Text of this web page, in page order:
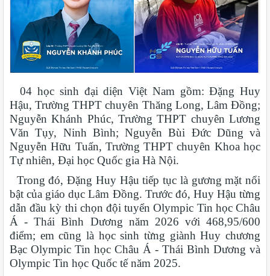
04 học sinh đại diện Việt Nam gồm: Đặng Huy
Hậu, Trường THPT chuyên Thăng Long, Lâm Đồng;
Nguyễn Khánh Phúc, Trường THPT chuyên Lương
Văn Tụy, Ninh Bình; Nguyễn Bùi Đức Dũng và
Nguyễn Hữu Tuấn, Trường THPT chuyên Khoa học
Tự nhiên, Đại học Quốc gia Hà Nội.
Trong đó, Đặng Huy Hậu tiếp tục là gương mặt nổi
bật của giáo dục Lâm Đồng. Trước đó, Huy Hậu từng
dẫn đầu kỳ thi chọn đội tuyển Olympic Tin học Châu
Á - Thái Bình Dương năm 2026 với 468,95/600
điểm; em cũng là học sinh từng giành Huy chương
Bạc Olympic Tin học Châu Á - Thái Bình Dương và
Olympic Tin học Quốc tế năm 2025.